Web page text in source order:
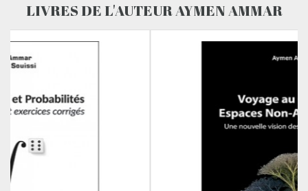
LIVRES DE L'AUTEUR AYMEN AMMAR